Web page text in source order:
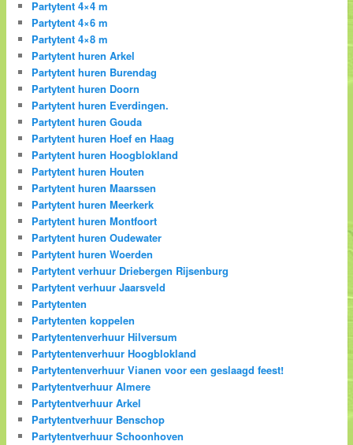
Partytent 4×4 m
Partytent 4×6 m
Partytent 4×8 m
Partytent huren Arkel
Partytent huren Burendag
Partytent huren Doorn
Partytent huren Everdingen.
Partytent huren Gouda
Partytent huren Hoef en Haag
Partytent huren Hoogblokland
Partytent huren Houten
Partytent huren Maarssen
Partytent huren Meerkerk
Partytent huren Montfoort
Partytent huren Oudewater
Partytent huren Woerden
Partytent verhuur Driebergen Rijsenburg
Partytent verhuur Jaarsveld
Partytenten
Partytenten koppelen
Partytentenverhuur Hilversum
Partytentenverhuur Hoogblokland
Partytentenverhuur Vianen voor een geslaagd feest!
Partytentverhuur Almere
Partytentverhuur Arkel
Partytentverhuur Benschop
Partytentverhuur Schoonhoven